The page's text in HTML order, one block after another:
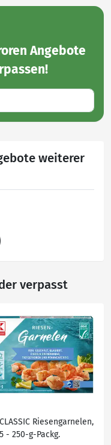
Angebote
weiterer
verpasst
Riesengarnelen,
- 250-g-Packg.